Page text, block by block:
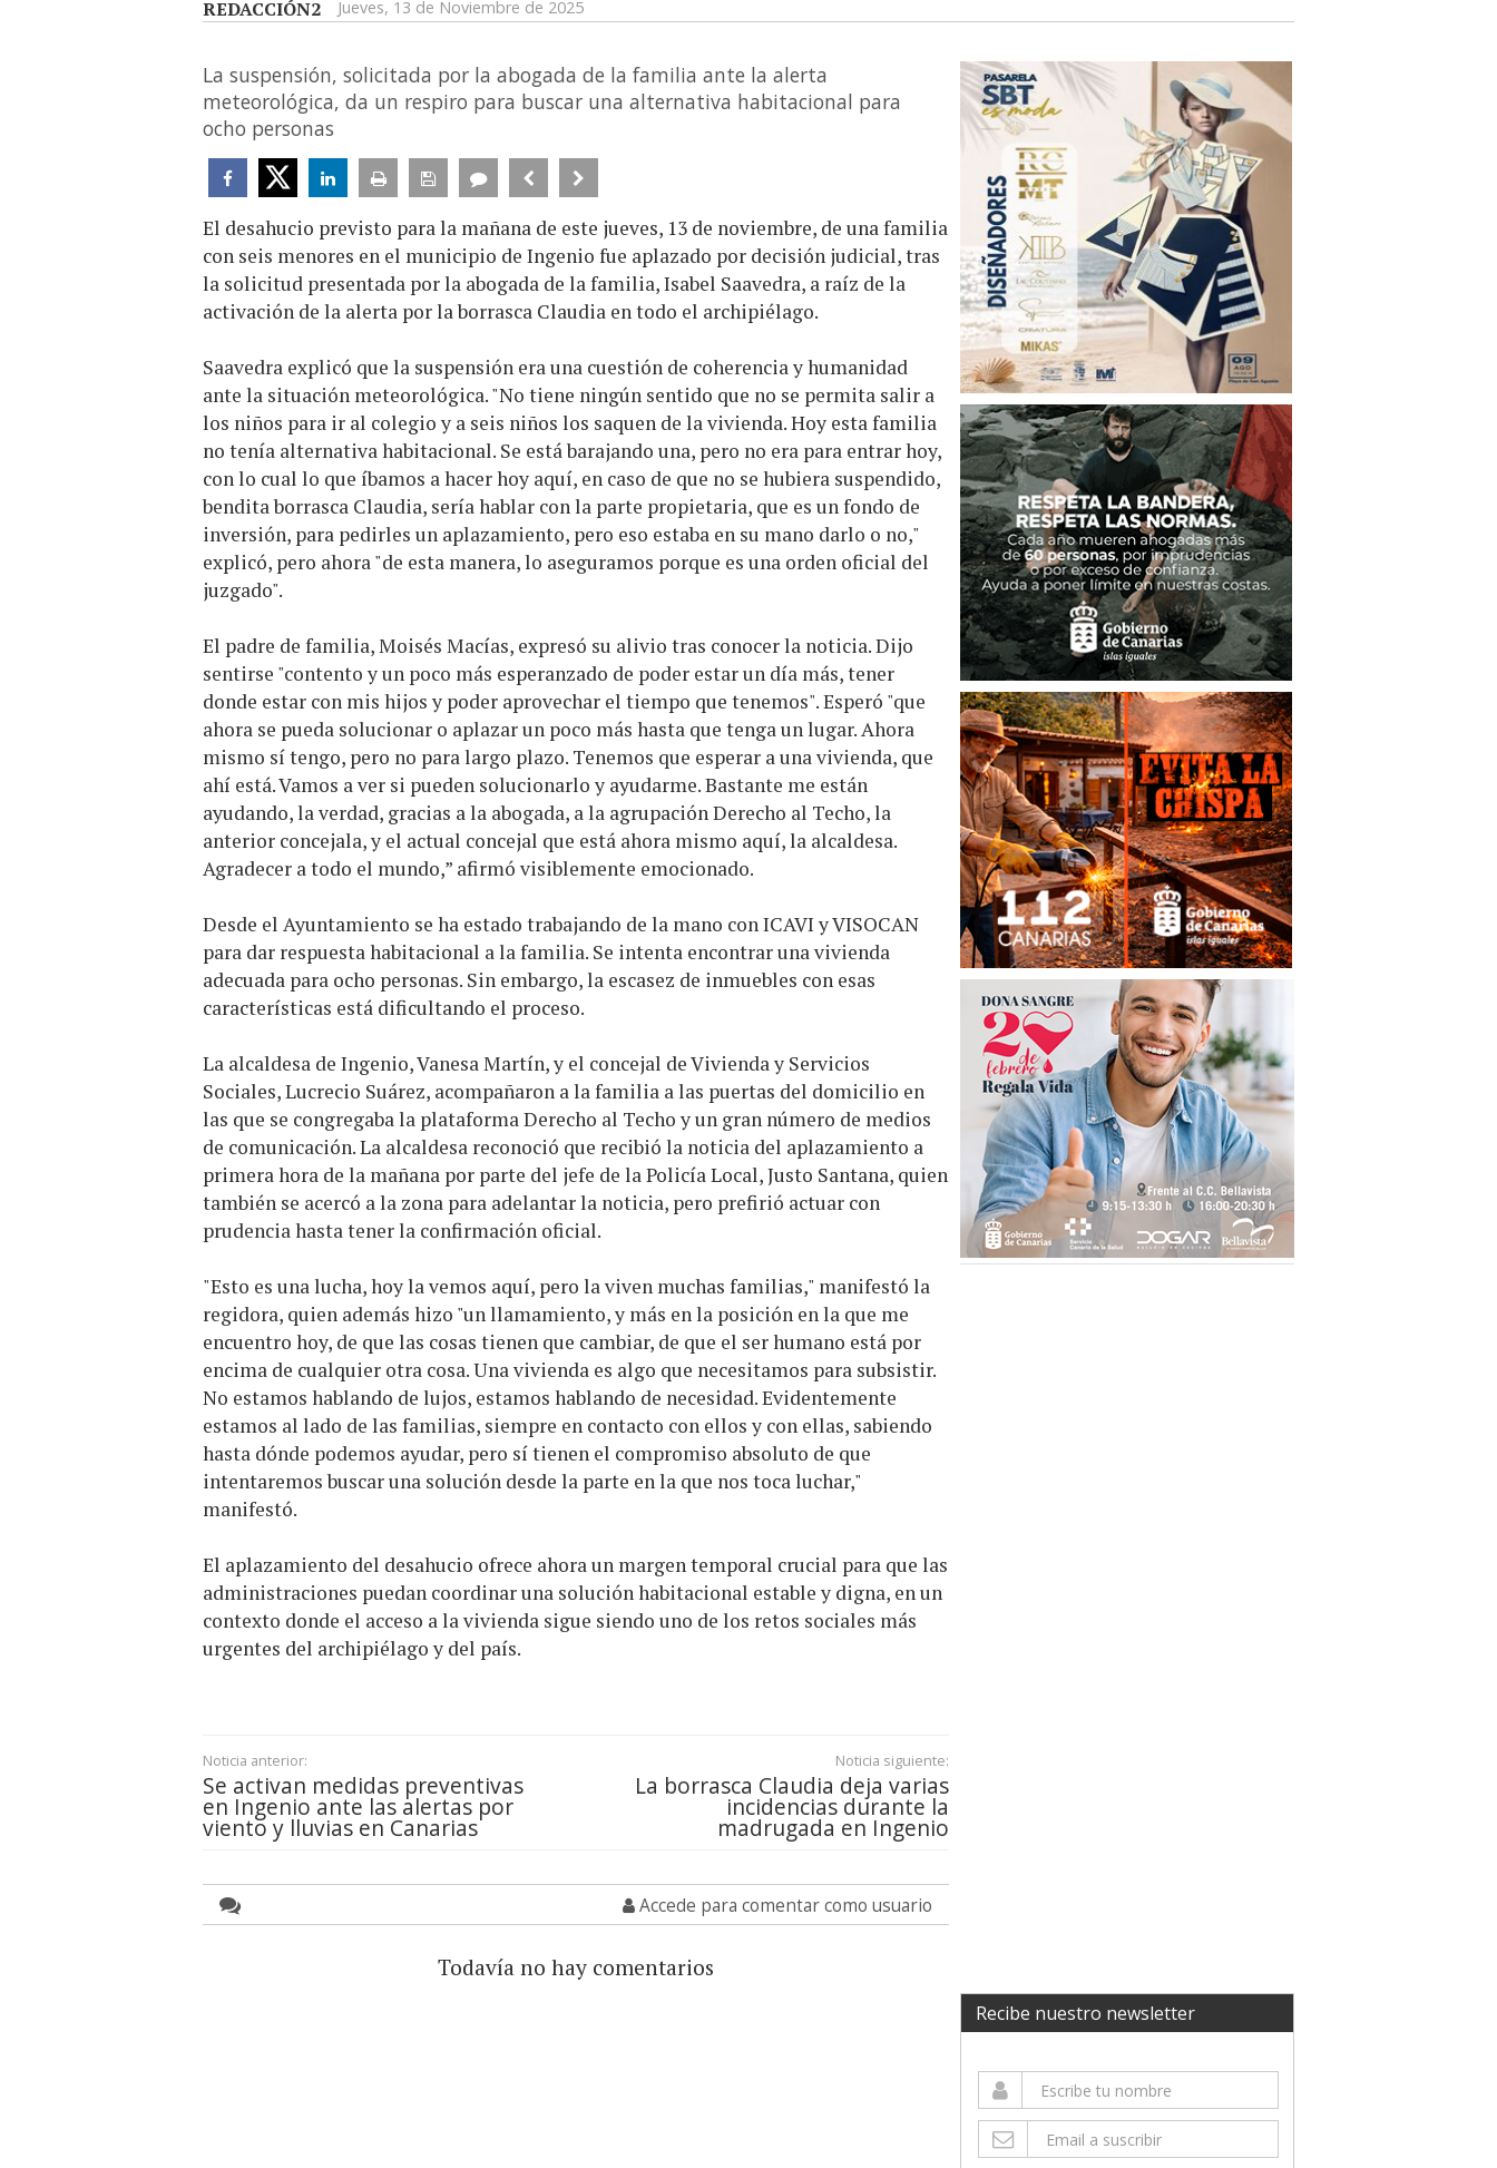
REDACCIÓN2 Jueves, 13 de Noviembre de 2025
La suspensión, solicitada por la abogada de la familia ante la alerta
meteorológica, da un respiro para buscar una alternativa habitacional para
ocho personas
El desahucio previsto para la mañana de este jueves, 13 de noviembre, de una familia
con seis menores en el municipio de Ingenio fue aplazado por decisión judicial, tras
la solicitud presentada por la abogada de la familia, Isabel Saavedra, a raíz de la
activación de la alerta por la borrasca Claudia en todo el archipiélago.
Saavedra explicó que la suspensión era una cuestión de coherencia y humanidad
ante la situación meteorológica. "No tiene ningún sentido que no se permita salir a
los niños para ir al colegio y a seis niños los saquen de la vivienda. Hoy esta familia
no tenía alternativa habitacional. Se está barajando una, pero no era para entrar hoy,
con lo cual lo que íbamos a hacer hoy aquí, en caso de que no se hubiera suspendido,
bendita borrasca Claudia, sería hablar con la parte propietaria, que es un fondo de
inversión, para pedirles un aplazamiento, pero eso estaba en su mano darlo o no,"
explicó, pero ahora "de esta manera, lo aseguramos porque es una orden oficial del
juzgado".
El padre de familia, Moisés Macías, expresó su alivio tras conocer la noticia. Dijo
sentirse "contento y un poco más esperanzado de poder estar un día más, tener
donde estar con mis hijos y poder aprovechar el tiempo que tenemos". Esperó "que
ahora se pueda solucionar o aplazar un poco más hasta que tenga un lugar. Ahora
mismo sí tengo, pero no para largo plazo. Tenemos que esperar a una vivienda, que
ahí está. Vamos a ver si pueden solucionarlo y ayudarme. Bastante me están
ayudando, la verdad, gracias a la abogada, a la agrupación Derecho al Techo, la
anterior concejala, y el actual concejal que está ahora mismo aquí, la alcaldesa.
Agradecer a todo el mundo,” afirmó visiblemente emocionado.
Desde el Ayuntamiento se ha estado trabajando de la mano con ICAVI y VISOCAN
para dar respuesta habitacional a la familia. Se intenta encontrar una vivienda
adecuada para ocho personas. Sin embargo, la escasez de inmuebles con esas
características está dificultando el proceso.
La alcaldesa de Ingenio, Vanesa Martín, y el concejal de Vivienda y Servicios
Sociales, Lucrecio Suárez, acompañaron a la familia a las puertas del domicilio en
las que se congregaba la plataforma Derecho al Techo y un gran número de medios
de comunicación. La alcaldesa reconoció que recibió la noticia del aplazamiento a
primera hora de la mañana por parte del jefe de la Policía Local, Justo Santana, quien
también se acercó a la zona para adelantar la noticia, pero prefirió actuar con
prudencia hasta tener la confirmación oficial.
"Esto es una lucha, hoy la vemos aquí, pero la viven muchas familias," manifestó la
regidora, quien además hizo "un llamamiento, y más en la posición en la que me
encuentro hoy, de que las cosas tienen que cambiar, de que el ser humano está por
encima de cualquier otra cosa. Una vivienda es algo que necesitamos para subsistir.
No estamos hablando de lujos, estamos hablando de necesidad. Evidentemente
estamos al lado de las familias, siempre en contacto con ellos y con ellas, sabiendo
hasta dónde podemos ayudar, pero sí tienen el compromiso absoluto de que
intentaremos buscar una solución desde la parte en la que nos toca luchar,"
manifestó.
El aplazamiento del desahucio ofrece ahora un margen temporal crucial para que las
administraciones puedan coordinar una solución habitacional estable y digna, en un
contexto donde el acceso a la vivienda sigue siendo uno de los retos sociales más
urgentes del archipiélago y del país.
Noticia anterior:
Se activan medidas preventivas
en Ingenio ante las alertas por
viento y lluvias en Canarias
Noticia siguiente:
La borrasca Claudia deja varias
incidencias durante la
madrugada en Ingenio
Accede para comentar como usuario
Todavía no hay comentarios
Recibe nuestro newsletter